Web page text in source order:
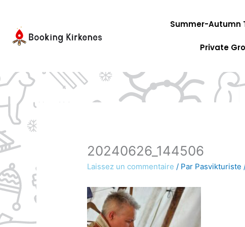
contenu
Summer-Autumn
Private
20240626_144506
Laissez un commentaire / Par Pasvikturiste